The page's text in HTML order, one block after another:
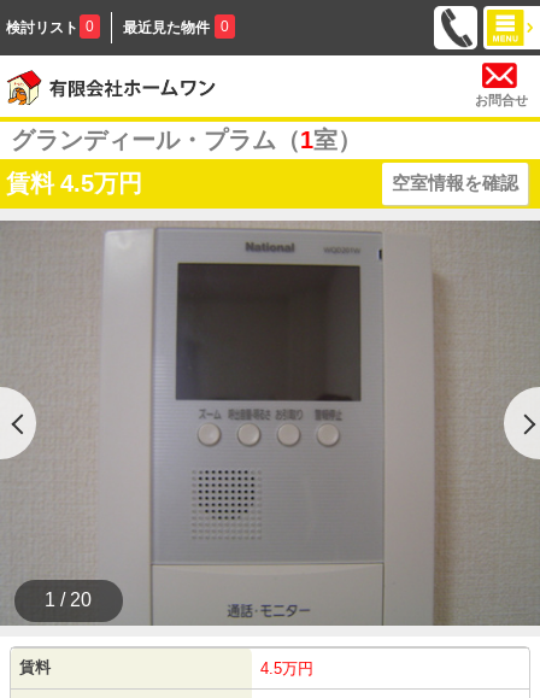
検討リスト 0 最近見た物件 0
お問合せ
グランディール・プラム（1室）
賃料 4.5万円 空室情報を確認
1 / 20
賃料 4.5万円